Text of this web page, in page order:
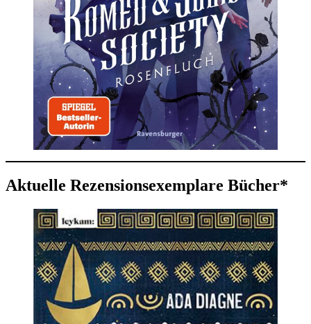
Aktuelle Rezensionsexemplare Bücher*